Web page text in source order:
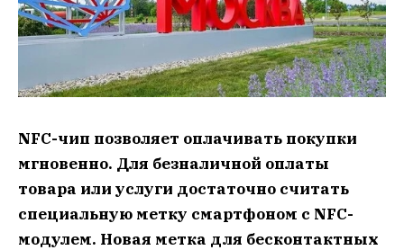
NFC-чип позволяет оплачивать покупки
мгновенно. Для безналичной оплаты
товара или услуги достаточно считать
специальную метку смартфоном с NFC-
модулем. Новая метка для бесконтактных